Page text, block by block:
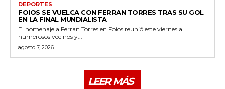
DEPORTES
FOIOS SE VUELCA CON FERRAN TORRES TRAS SU GOL
EN LA FINAL MUNDIALISTA
El homenaje a Ferran Torres en Foios reunió este viernes a
numerosos vecinos y...
agosto 7, 2026
LEER MÁS